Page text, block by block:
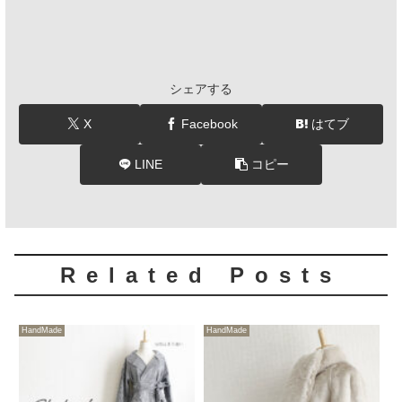
シェアする
X Facebook はてブ
LINE コピー
Related Posts
HandMade HandMade